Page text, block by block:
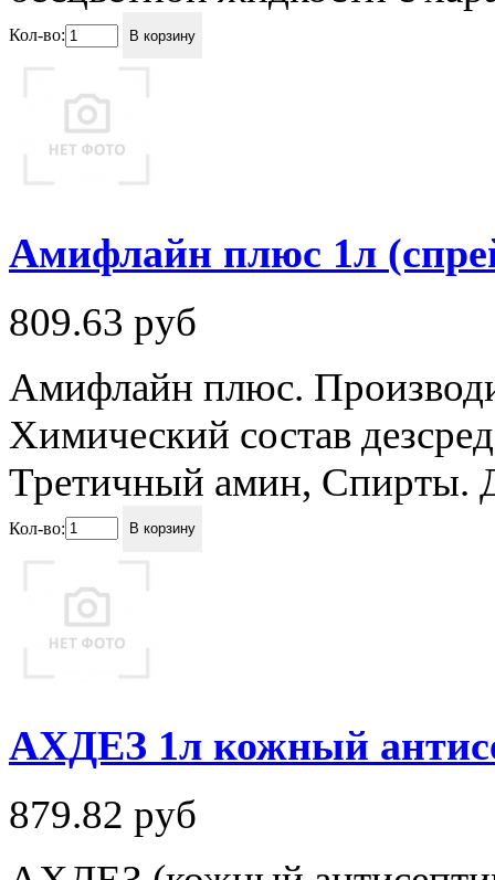
Кол-во: В корзину
Амифлайн плюс 1л
809.63 руб
Амифлайн плюс.
Химический состав
Третичный амин, Спирты.
Кол-во: В корзину
АХДЕЗ 1л кожный
879.82 руб